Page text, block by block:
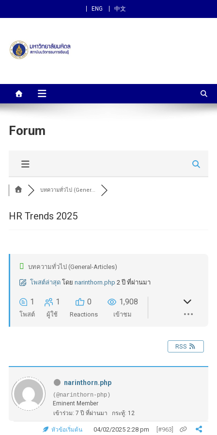
ENG 中文
สถาบันนวัตกรรมการเรียนรู้
Forum
บทความทั่วไป (Gener...
HR Trends 2025
บทความทั่วไป (General-Articles)
โพสต์ล่าสุด โดย narinthorn.php 2 ปี ที่ผ่านมา
1
โพสต์
1
ผู้ใช้
0
Reactions
1,908
เข้าชม
RSS
narinthorn.php
(@narinthorn-php)
Eminent Member
เข้าร่วม: 7 ปี ที่ผ่านมา
กระทู้: 12
หัวข้อเริ่มต้น 04/02/2025 2:28 pm [#963]